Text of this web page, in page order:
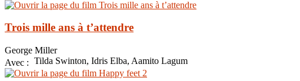
Trois mille ans à t’attendre
George Miller
Avec : Tilda Swinton, Idris Elba, Aamito Lagum